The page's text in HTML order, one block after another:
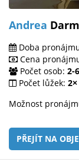
Andrea
Doba
Cena
Počet osob: 2-
Počet lůžek: 2×
Možnost
PŘEJÍT NA